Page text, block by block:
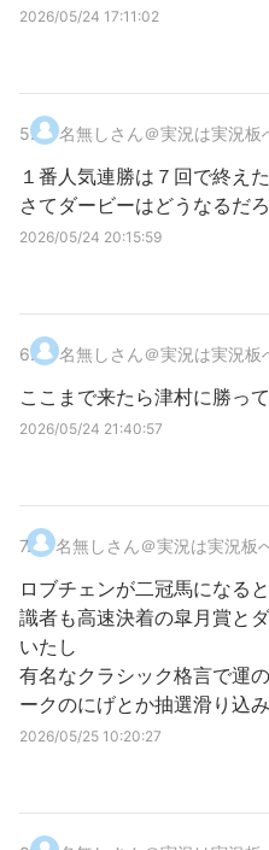
2026/05/24 17:11:02
5. 名無しさん＠実況は実況板
１番人気連勝は７回で終
さてダービーはどうなるだ
2026/05/24 20:15:59
6. 名無しさん＠実況は実況板
ここまで来たら津村に勝っ
2026/05/24 21:40:57
7. 名無しさん＠実況は実況板
ロブチェンが二冠馬になる
識者も高速決着の皐月賞と
いたし
有名なクラシック格言で運
ークのにげとか抽選滑り込
2026/05/25 10:20:27